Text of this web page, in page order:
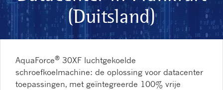
(Duitsland)
AquaForce® 30XF luchtgekoelde
schroefkoelmachine: de oplossing voor datacenter
toepassingen, met geïntegreerde 100% vrije